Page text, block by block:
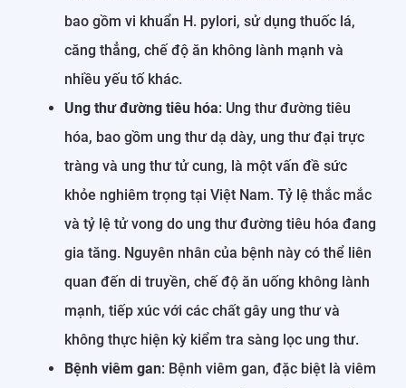
bao gồm vi khuẩn H. pylori, sử dụng thuốc lá,
căng thẳng, chế độ ăn không lành mạnh và
nhiều yếu tố khác.
Ung thư đường tiêu hóa: Ung thư đường tiêu
hóa, bao gồm ung thư dạ dày, ung thư đại trực
tràng và ung thư tử cung, là một vấn đề sức
khỏe nghiêm trọng tại Việt Nam. Tỷ lệ thắc mắc
và tỷ lệ tử vong do ung thư đường tiêu hóa đang
gia tăng. Nguyên nhân của bệnh này có thể liên
quan đến di truyền, chế độ ăn uống không lành
mạnh, tiếp xúc với các chất gây ung thư và
không thực hiện kỳ ​​kiểm tra sàng lọc ung thư.
Bệnh viêm gan: Bệnh viêm gan, đặc biệt là viêm